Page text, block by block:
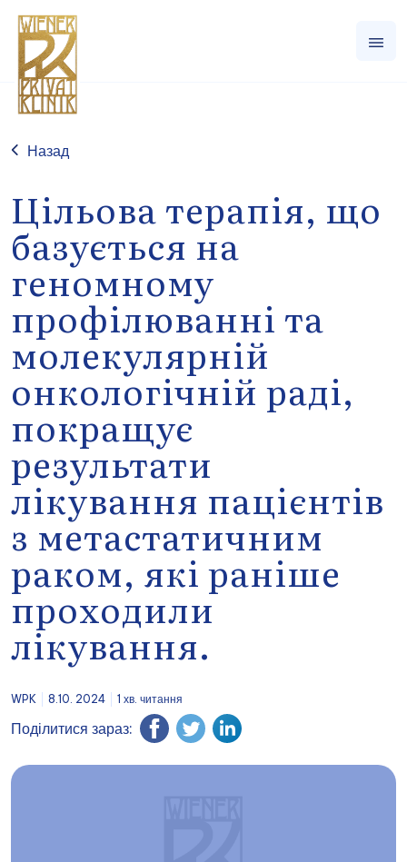
Назад
Цільова терапія, що
базується на
геномному
профілюванні та
молекулярній
онкологічній раді,
покращує
результати
лікування пацієнтів
з метастатичним
раком, які раніше
проходили
лікування.
WPK 8.10. 2024 1 хв. читання
Поділитися зараз: